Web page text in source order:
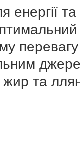
енергії та
перевагу
жир та